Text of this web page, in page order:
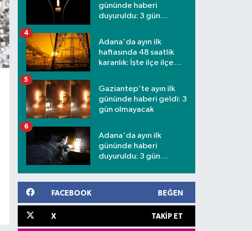
gününde haberi
duyuruldu: 3 gün
Adana'da ayın ilk
haftasında 48 saatlik
karanlık: İşte ilçe ilçe
4
Gaziantep'te ayın ilk
gününde haberi geldi: 3
gün olmayacak
5
Adana'da ayın ilk
gününde haberi
duyuruldu: 3 gün
6
FACEBOOK BEĞEN
X TAKIP ET